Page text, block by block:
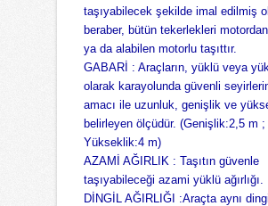
taşıyabilecek şekilde imal edilmiş
beraber, bütün tekerlekleri
ya da alabilen motorlu taşıttır.
GABARİ : Araçların, yüklü veya
olarak karayolunda güvenli
amacı ile uzunluk, genişlik ve
belirleyen ölçüdür. (Genişlik:2,5 m ;
Yükseklik:4 m)
AZAMİ AĞIRLIK : Taşıtın güvenle
taşıyabileceği azami yüklü ağırlığı.
DİNGİL AĞIRLIĞI :Araçta aynı